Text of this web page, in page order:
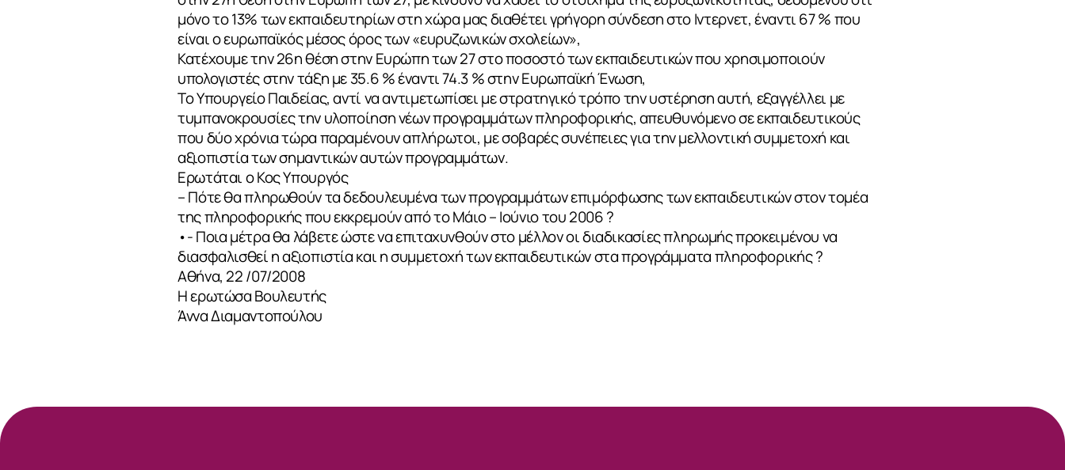
ΣΧΕΤΙΚΑ
ΝΕΑ
ΕΠΙΚΟΙΝΩΝΙΑ
μόνο το 13% των εκπαιδευτηρίων στη χώρα μας διαθέτει γρήγορη σύνδεση στο Ιντερνετ, έναντι 67 % που
είναι ο ευρωπαϊκός μέσος όρος των «ευρυζωνικών σχολείων»,
Κατέχουμε την 26η θέση στην Ευρώπη των 27 στο ποσοστό των εκπαιδευτικών που χρησιμοποιούν
υπολογιστές στην τάξη με 35.6 % έναντι 74.3 % στην Ευρωπαϊκή Ένωση,
Το Υπουργείο Παιδείας, αντί να αντιμετωπίσει με στρατηγικό τρόπο την υστέρηση αυτή, εξαγγέλλει με
τυμπανοκρουσίες την υλοποίηση νέων προγραμμάτων πληροφορικής, απευθυνόμενο σε εκπαιδευτικούς
που δύο χρόνια τώρα παραμένουν απλήρωτοι, με σοβαρές συνέπειες για την μελλοντική συμμετοχή και
αξιοπιστία των σημαντικών αυτών προγραμμάτων.
Ερωτάται ο Κος Υπουργός
– Πότε θα πληρωθούν τα δεδουλευμένα των προγραμμάτων επιμόρφωσης των εκπαιδευτικών στον τομέα
της πληροφορικής που εκκρεμούν από το Μάιο – Ιούνιο του 2006 ?
•- Ποια μέτρα θα λάβετε ώστε να επιταχυνθούν στο μέλλον οι διαδικασίες πληρωμής προκειμένου να
διασφαλισθεί η αξιοπιστία και η συμμετοχή των εκπαιδευτικών στα προγράμματα πληροφορικής ?
Αθήνα, 22 /07/2008
Η ερωτώσα Βουλευτής
Άννα Διαμαντοπούλου